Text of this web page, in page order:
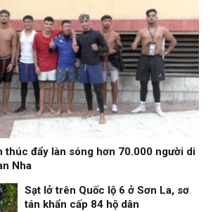
thúc đẩy làn sóng hơn 70.000 người di
Nha
Sạt lở trên Quốc lộ 6 ở Sơn La, sơ
tán khẩn cấp 84 hộ dân